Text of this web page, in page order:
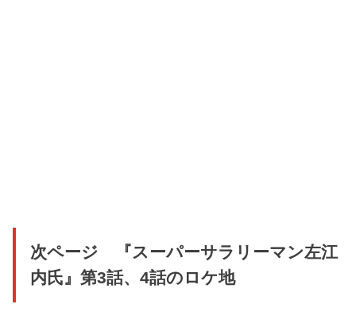
次ページ 『スーパーサラリーマン左江
内氏』第3話、4話のロケ地